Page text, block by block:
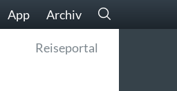
App Archiv
Reiseportal